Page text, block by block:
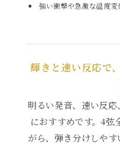
強い衝撃や急激な温度
輝きと速い反応で
明るい発音、速い反
におすすめです。4弦
がら、弾き分けしや